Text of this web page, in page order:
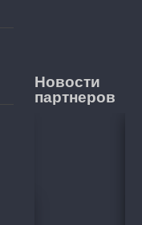
Новости
партнеров